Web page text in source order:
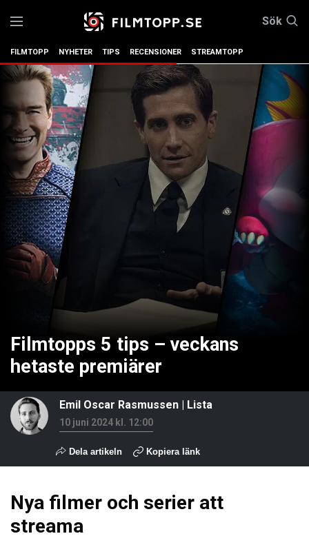
Sök
FILMTOPP NYHETER TIPS RECENSIONER STREAMTOPP
Filmtopps 5 tips – veckans
hetaste premiärer
Emil Oscar Rasmussen | Lista
10 juni 2024 kl. 12:00
Dela artikeln Kopiera länk
Nya filmer och serier att
streama